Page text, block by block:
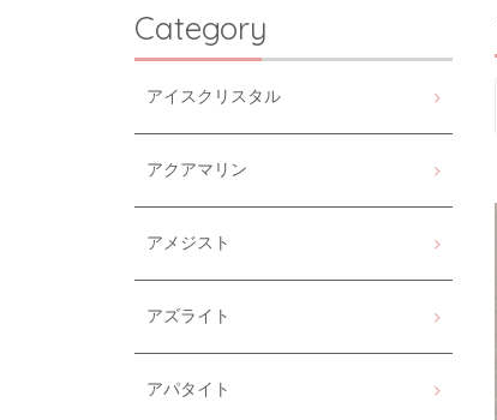
Category
アイスクリスタル
アクアマリン
アメジスト
アズライト
アパタイト